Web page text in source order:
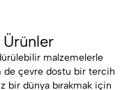
malzemelerle
de çevre dostu bir tercih
bir dünya bırakmak için